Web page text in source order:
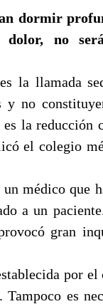
dormir
no
la llamada
no
la reducción
el colegio
médico que
a un
gran
por
es